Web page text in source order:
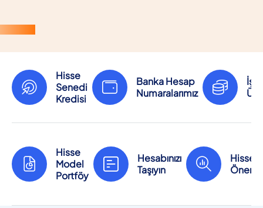
Hisse
Senedi
Kredisi
Banka Hesap
Numaralarımız
Hisse
Model
Portföy
Hesabınızı
Taşıyın
Hisse